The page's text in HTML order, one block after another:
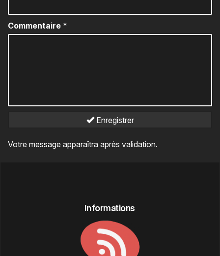
Commentaire *
Enregistrer
Votre message apparaîtra après validation.
Informations